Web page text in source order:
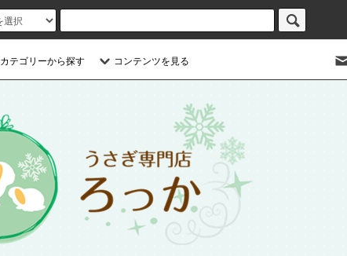
カテゴリーから探す コンテンツを見る